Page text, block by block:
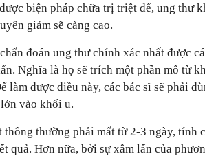
biện pháp chữa trị triệt để, ung thư
giảm sẽ càng cao.
đoán ung thư chính xác nhất được
Nghĩa là họ sẽ trích một phần mô từ
làm được điều này, các bác sĩ sẽ phải
vào khối u.
thường phải mất từ 2-3 ngày, tính
quả. Hơn nữa, bởi sự xâm lấn của